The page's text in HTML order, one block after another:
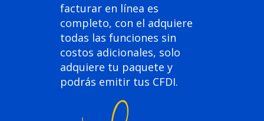
facturar en línea es
completo, con el adquiere
todas las funciones sin
costos adicionales, solo
adquiere tu paquete y
podrás emitir tus CFDI.